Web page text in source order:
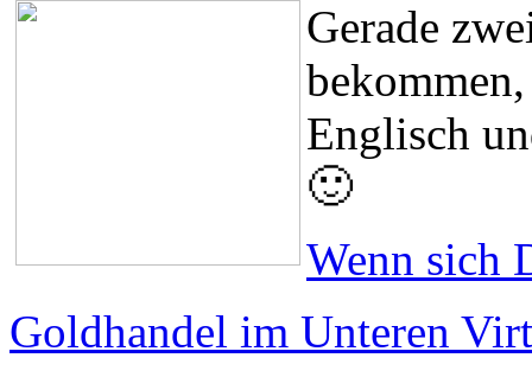
Gerade
Englisch
🙂
Wenn sich
Goldhandel im Unteren